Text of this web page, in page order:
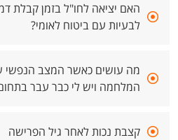
האם יציאה לחו"ל בזמן קבלת
לבעיות עם ביטוח לאומי?
מה עושים כאשר המצב הנפשי
המלחמה ויש לי כבר עבר
קצבת נכות לאחר גיל הפרישה